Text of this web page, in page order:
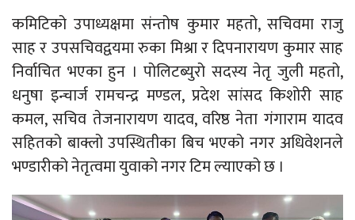
कमिटिको उपाध्यक्षमा संन्तोष कुमार महतो, सचिवमा राजु
साह र उपसचिवद्वयमा रुका मिश्रा र दिपनारायण कुमार साह
निर्वाचित भएका हुन । पोलिटब्युरो सदस्य नेतृ जुली महतो,
धनुषा इन्चार्ज रामचन्द्र मण्डल, प्रदेश सांसद किशोरी साह
कमल, सचिव तेजनारायण यादव, वरिष्ठ नेता गंगाराम यादव
सहितको बाक्लो उपस्थितीका बिच भएको नगर अधिवेशनले
भण्डारीको नेतृत्वमा युवाको नगर टिम ल्याएको छ ।